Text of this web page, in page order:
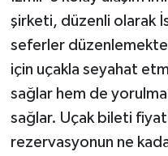
şirketi, düzenli olarak
seferler
için uçakla seyahat
sağlar hem de
sağlar. Uçak bileti
rezervasyonun ne